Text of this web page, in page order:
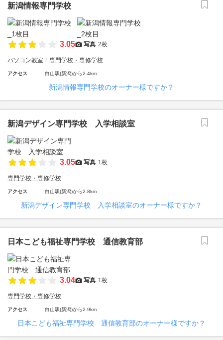
新潟情報専門学校
3.05 写真 2枚
パソコン教室 専門学校・専修学校
アクセス 白山駅(新潟)から2.4km
新潟情報専門学校のオーナー様ですか？
新潟デザイン専門学校 入学相談室
3.05 写真 1枚
専門学校・専修学校
アクセス 白山駅(新潟)から2.8km
新潟デザイン専門学校 入学相談室のオーナー様ですか？
日本こども福祉専門学校 通信教育部
3.04 写真 1枚
専門学校・専修学校
アクセス 白山駅(新潟)から2.9km
日本こども福祉専門学校 通信教育部のオーナー様ですか？